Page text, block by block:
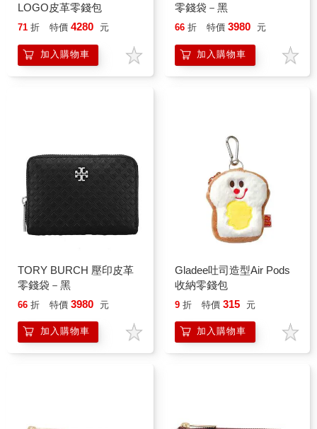
LOGO皮革零錢包
71 折 特價 4280 元
加入購物車
零錢袋－黑
66 折 特價 3980 元
加入購物車
TORY BURCH 壓印皮革
零錢袋－黑
66 折 特價 3980 元
加入購物車
Gladee吐司造型Air Pods
收納零錢包
9 折 特價 315 元
加入購物車